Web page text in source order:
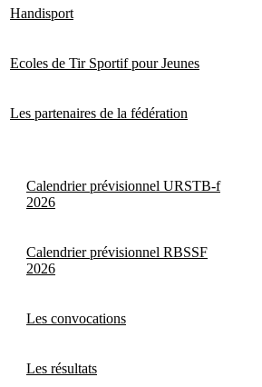
Handisport
Ecoles de Tir Sportif pour Jeunes
Les partenaires de la fédération
Calendrier prévisionnel URSTB-f
2026
Calendrier prévisionnel RBSSF
2026
Les convocations
Les résultats